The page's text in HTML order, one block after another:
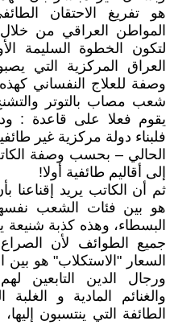
هو تفريغ الاحتقان
المواطن العراقي من خلال
لتكون الخطوة السليمة
العراق المركزية التي
وصفة للعلاج النفساني
شعب مصاب بالتوتر
يقوم فعلا على قاعدة :
فلبناء دولة مركزية غير
الحالي – بحسب وصفة
إلى أقاليم طائفية أولا!
ثم أن الكاتب يريد إقناعنا
هو بين فئات الشعب
البسطاء، وهذه كذبة شنيعة
جميع الطوائف لأن
السعار "الاستكلاب" هو بين
ورجال الدين التابعين
والغنائم المادية و
الطائفة التي ينتسبون